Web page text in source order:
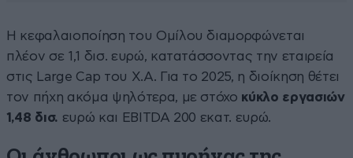
Η κεφαλαιοποίηση του Ομίλου διαμορφώνεται
πλέον σε 1,1 δισ. ευρώ, κατατάσσοντας την εταιρεία
στις Large Cap του Χ.Α. Για το 2025, η διοίκηση θέτει
τον πήχη ακόμα ψηλότερα, με στόχο κύκλο εργασιών
1,48 δισ. ευρώ και EBITDA 200 εκατ. ευρώ.